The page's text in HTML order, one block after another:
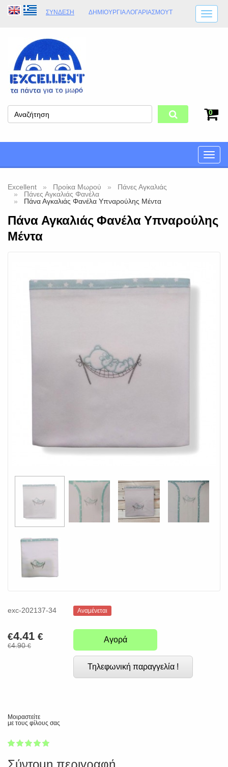
ΣΎΝΔΕΣΗ ΔΗΜΙΟΥΡΓΊΑ ΛΟΓΑΡΙΑΣΜΟΎT
ΩΡΆΡΙΟ ΚΑΤΑΣΤΉΜΑΤΟΣ
ΦΥΣΙΚΌ ΚΑΤΆΣΤΗΜΑ
0
Toggle
Excellent Προίκα Μωρού
Πάνες Αγκαλιάς
Πάνες Αγκαλιάς Φανέλα
Πάνα Αγκαλιάς Φανέλα Υπναρούλης Μέντα
Πάνα Αγκαλιάς Φανέλα Υπναρούλης
Μέντα
exc-202137-34 Αναμένεται
€4.41 €
€4.90€
Αγορά
Τηλεφωνική παραγγελία !
Μοιραστείτε
με τους φίλους σας
1
2
3
4
5
Σύντομη περιγραφή